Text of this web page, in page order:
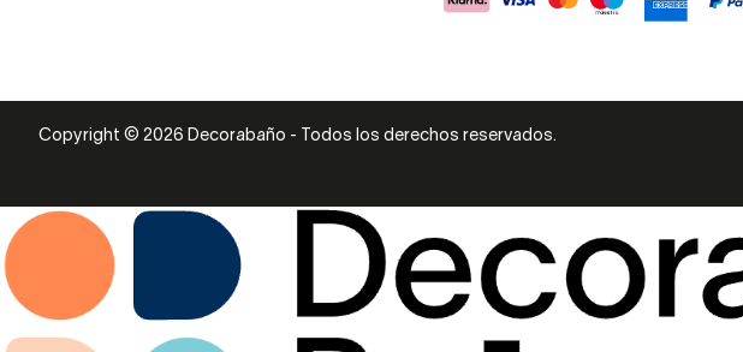
Copyright © 2026 Decorabaño - Todos los derechos reservados.